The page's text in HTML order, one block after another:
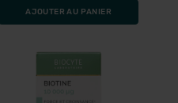
AJOUTER AU PANIER